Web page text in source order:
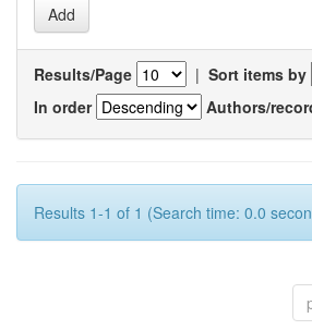
Results/Page | Sort items by
In order
Authors/
Results 1-1 of 1 (Search time: 0.0